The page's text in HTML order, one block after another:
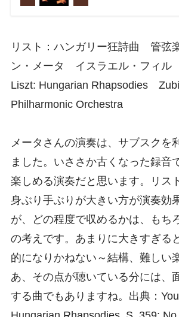
リスト：ハンガリー狂詩曲 管
ン・メータ イスラエル・フィ
Liszt: Hungarian Rhapsodies
Philharmonic Orchestra
メータさんの演奏は、サブスクを
ました。いささか古くなった録音
楽しめる演奏だと思います。リス
身ぶり手ぶりが大きい方が演奏効
が、どの程度で収めるかは、もち
の考えです。あまりに大きすぎる
的になりかねない～結構、難しい
あ、その点が聴いている分には、
する曲でもありますね。出典：